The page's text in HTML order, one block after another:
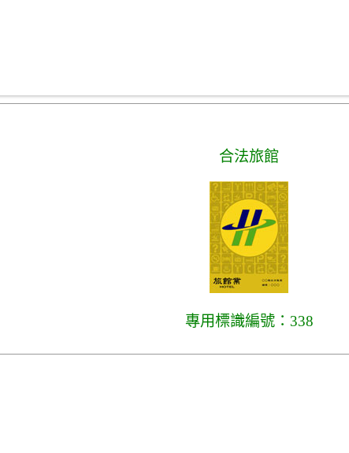
合法旅館
專用標識編號：338